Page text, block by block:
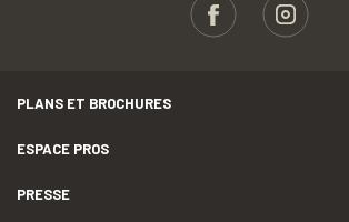
PLANS ET BROCHURES
ESPACE PROS
PRESSE